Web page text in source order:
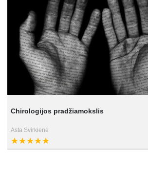
Chirologijos pradžiamokslis
Asta Svirkienė